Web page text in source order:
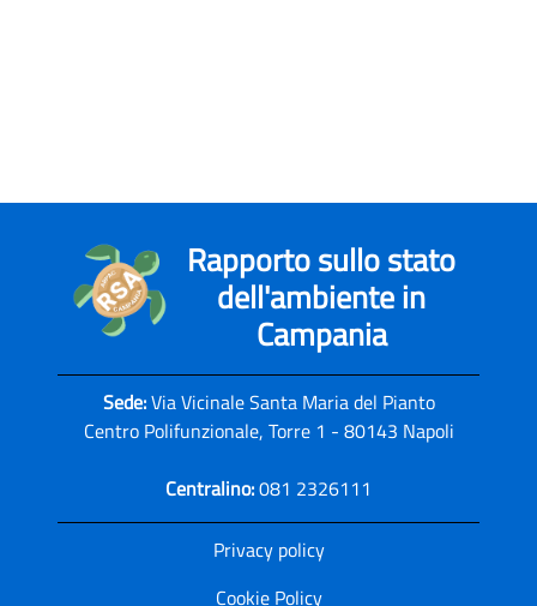
Rapporto sullo stato
dell'ambiente in
Campania
Sede:Via Vicinale Santa Maria del Pianto
Centro Polifunzionale, Torre 1 - 80143 Napoli
Centralino:081 2326111
Privacy policy
Cookie Policy